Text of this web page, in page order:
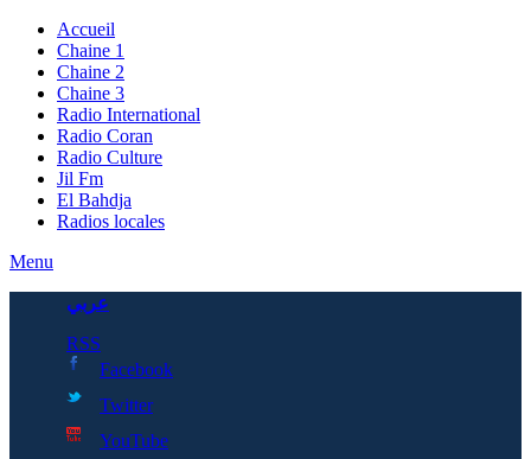
Accueil
Chaine 1
Chaine 2
Chaine 3
Radio International
Radio Coran
Radio Culture
Jil Fm
El Bahdja
Radios locales
Menu
عربي
RSS
Facebook
Twitter
YouTube